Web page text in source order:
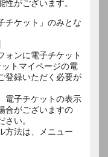
がございます。
チケット」のみとな
ォンに電子チケット
トマイページの電
登録いただく必要が
電子チケットの表示
合がございますの
い。
方法は、メニュー